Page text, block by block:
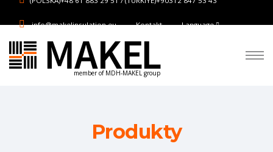
info@makelinsulation.eu Kontakt Language
member of MDH-MAKEL group
Produkty